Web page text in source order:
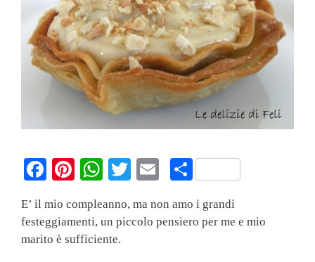
Fa
bo
ok
Pi
er
es
W
ts
A
T
tte ail
C
di
vi
E’ il mio compleanno, ma non amo i grandi
festeggiamenti, un piccolo pensiero per me e mio
marito è sufficiente.